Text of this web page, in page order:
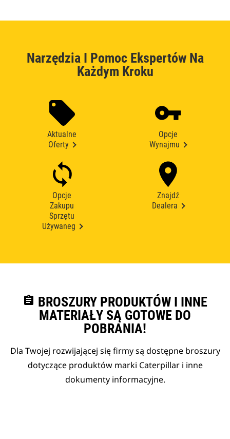
Narzędzia I Pomoc Ekspertów Na
Każdym Kroku
Aktualne
Oferty
Opcje
Wynajmu
Opcje
Zakupu
Sprzętu
Używaneg
Znajdź
Dealera
assignment BROSZURY PRODUKTÓW I INNE
MATERIAŁY SĄ GOTOWE DO
POBRANIA!
Dla Twojej rozwijającej się firmy są dostępne broszury
dotyczące produktów marki Caterpillar i inne
dokumenty informacyjne.